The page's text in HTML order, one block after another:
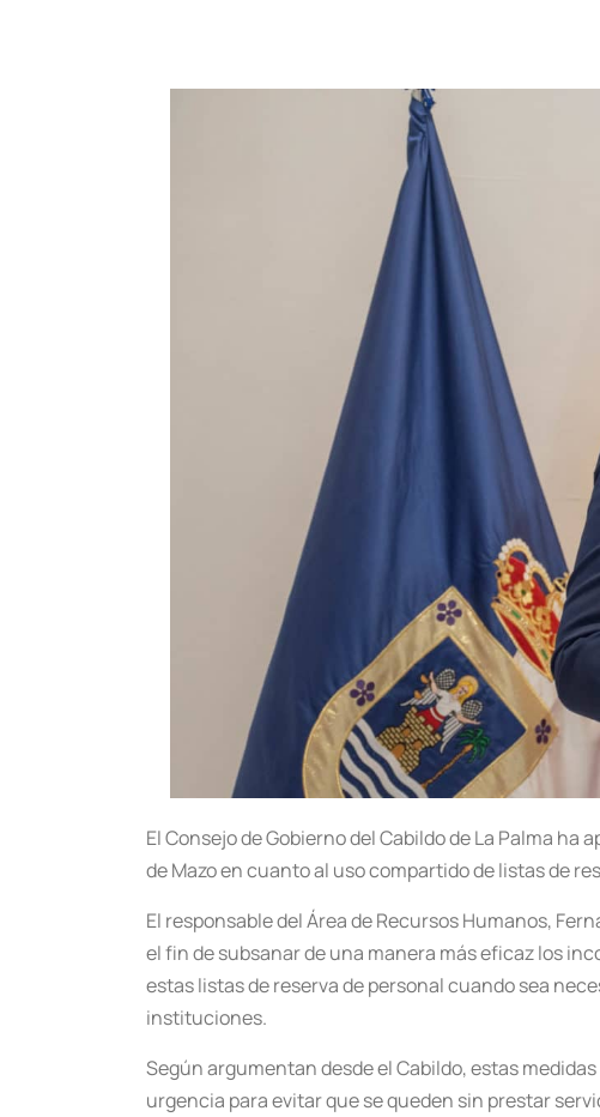
El Consejo de Gobierno del Cabildo de La Palma
de Mazo en cuanto al uso compartido de listas de
El responsable del Área de Recursos Humanos,
el fin de subsanar de una manera más eficaz los
estas listas de reserva de personal cuando sea
instituciones.
Según argumentan desde el Cabildo, estas
urgencia para evitar que se queden sin prestar